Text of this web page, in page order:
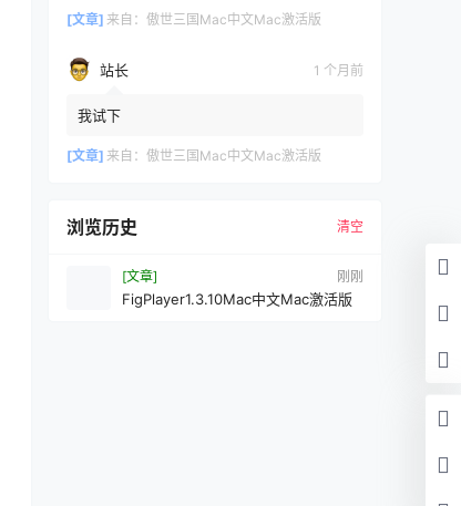
[文章] 来自： 傲世三国Mac中文Mac激活版
站长 1 个月前
我试下
[文章] 来自： 傲世三国Mac中文Mac激活版
浏览历史 清空
[文章] 刚刚
FigPlayer1.3.10Mac中文Mac激活版